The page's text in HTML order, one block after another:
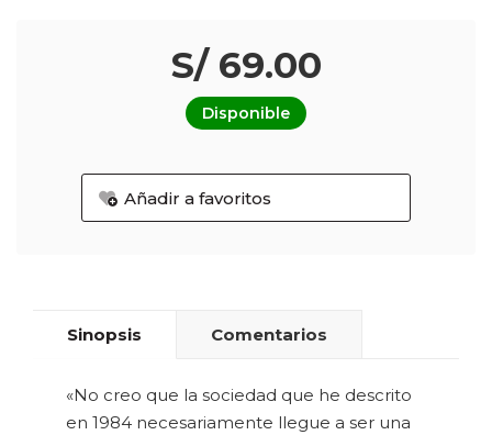
S/ 69.00
Disponible
Añadir a favoritos
Sinopsis Comentarios
«No creo que la sociedad que he descrito
en 1984 necesariamente llegue a ser una